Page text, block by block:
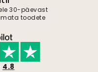
30-päevast
toodete
4.8